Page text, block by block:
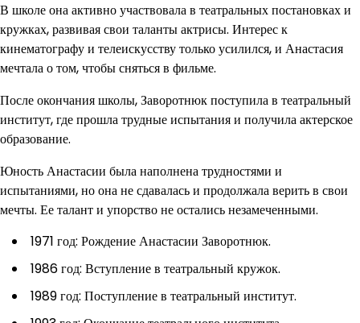
В школе она активно участвовала в театральных постановках и
кружках, развивая свои таланты актрисы. Интерес к
кинематографу и телеискусству только усилился, и Анастасия
мечтала о том, чтобы сняться в фильме.
После окончания школы, Заворотнюк поступила в театральный
институт, где прошла трудные испытания и получила актерское
образование.
Юность Анастасии была наполнена трудностями и
испытаниями, но она не сдавалась и продолжала верить в свои
мечты. Ее талант и упорство не остались незамеченными.
1971 год: Рождение Анастасии Заворотнюк.
1986 год: Вступление в театральный кружок.
1989 год: Поступление в театральный институт.